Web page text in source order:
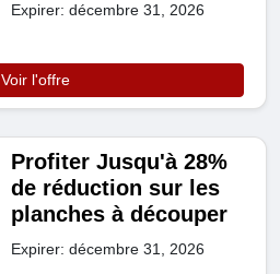
Expirer: décembre 31, 2026
Voir l'offre
Profiter Jusqu'à 28%
de réduction sur les
planches à découper
Expirer: décembre 31, 2026